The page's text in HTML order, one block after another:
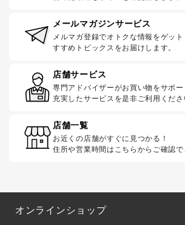
メールマガジンサービス
メルマガ登録でオトクな情報をゲッ
すすめトピックスをお届けします。
店舗サービス
専門アドバイザーがお買い物をサポー
充実したサービスを是非ご利用くださ
店舗一覧
お近くの店舗がすぐに見つかる！
住所や営業時間はこちらからご確認で
オンラインショップ